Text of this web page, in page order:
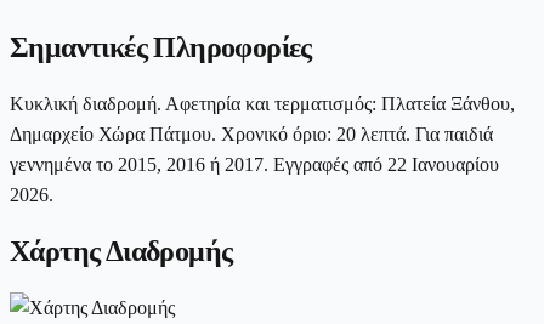
Σημαντικές Πληροφορίες
Κυκλική διαδρομή. Αφετηρία και τερματισμός: Πλατεία Ξάνθου,
Δημαρχείο Χώρα Πάτμου. Χρονικό όριο: 20 λεπτά. Για παιδιά
γεννημένα το 2015, 2016 ή 2017. Εγγραφές από 22 Ιανουαρίου
2026.
Χάρτης Διαδρομής